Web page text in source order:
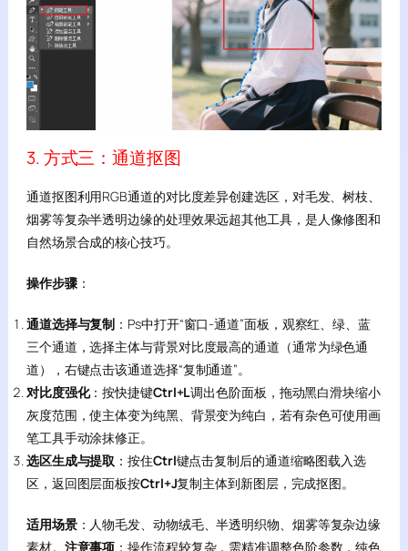
3. 方式三：通道抠图
通道抠图利用RGB通道的对比度差异创建选区，对毛发、树枝、
烟雾等复杂半透明边缘的处理效果远超其他工具，是人像修图和
自然场景合成的核心技巧。
操作步骤：
通道选择与复制 ：Ps中打开“窗口-通道”面板，观察红、绿、蓝
三个通道，选择主体与背景对比度最高的通道（通常为绿色通
道），右键点击该通道选择“复制通道”。
对比度强化：按快捷键Ctrl+L调出色阶面板，拖动黑白滑块缩小
灰度范围，使主体变为纯黑、背景变为纯白，若有杂色可使用画
笔工具手动涂抹修正。
选区生成与提取 ：按住Ctrl键点击复制后的通道缩略图载入选
区，返回图层面板按Ctrl+J复制主体到新图层，完成抠图。
适用场景：人物毛发、动物绒毛、半透明织物、烟雾等复杂边缘
素材。 注意事项 ：操作流程较复杂，需精准调整色阶参数，纯色